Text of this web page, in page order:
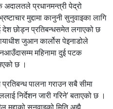
प्रधानमन्त्री पेद्रो
मुद्दामा कानुनी सुनुवाइका लागि
छोड्न प्रतिबन्धसमेत लगाएको छ
जुआन कार्लोस पेइनाडोले
महिनामा दुई पटक
छ ।
पालना गराउन सबै सीमा
निर्देशन जारी गरिने’ बताएको छ ।